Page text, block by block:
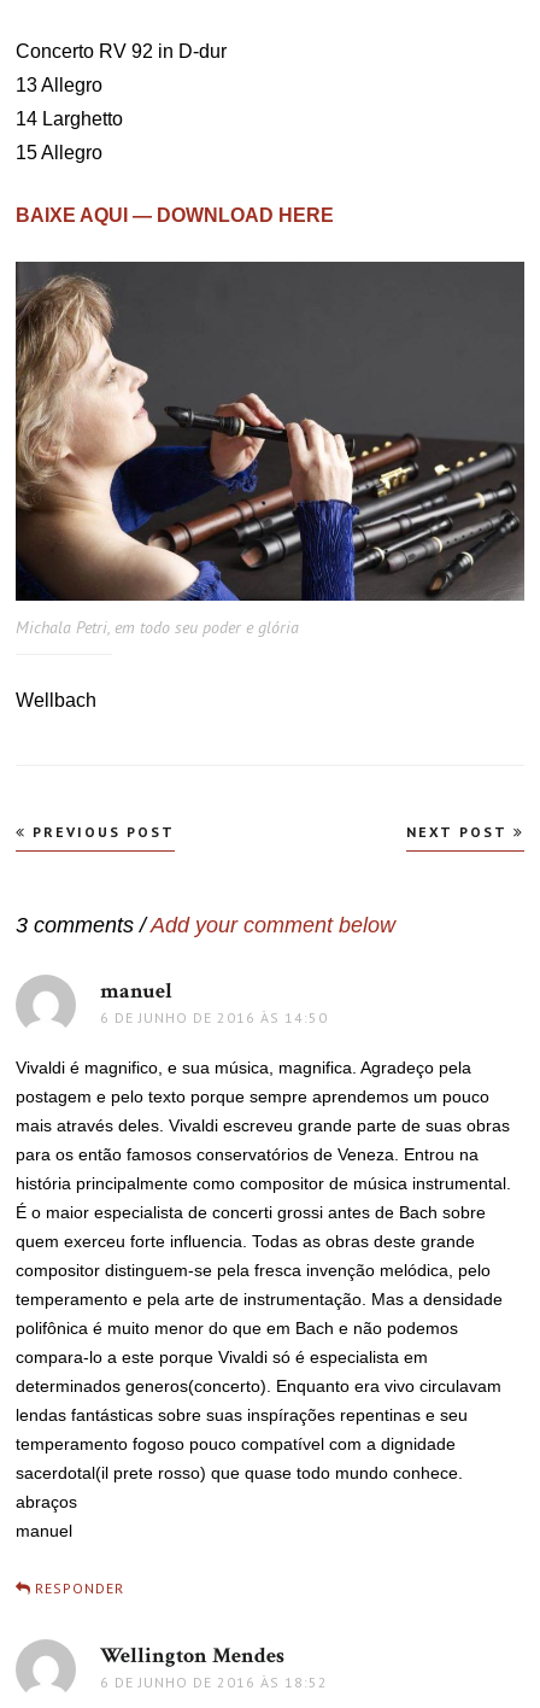
Concerto RV 92 in D-dur
13 Allegro
14 Larghetto
15 Allegro
BAIXE AQUI — DOWNLOAD HERE
Michala Petri, em todo seu poder e glória
Wellbach
Navegação
de
PREVIOUS POST NEXT POST
3 comments /Add your comment below
manuel
6 DE JUNHO DE 2016 ÀS 14:50
Vivaldi é magnifico, e sua música, magnifica. Agradeço pela
postagem e pelo texto porque sempre aprendemos um pouco
mais através deles. Vivaldi escreveu grande parte de suas obras
para os então famosos conservatórios de Veneza. Entrou na
história principalmente como compositor de música instrumental.
É o maior especialista de concerti grossi antes de Bach sobre
quem exerceu forte influencia. Todas as obras deste grande
compositor distinguem-se pela fresca invenção melódica, pelo
temperamento e pela arte de instrumentação. Mas a densidade
polifônica é muito menor do que em Bach e não podemos
compara-lo a este porque Vivaldi só é especialista em
determinados generos(concerto). Enquanto era vivo circulavam
lendas fantásticas sobre suas inspírações repentinas e seu
temperamento fogoso pouco compatível com a dignidade
sacerdotal(il prete rosso) que quase todo mundo conhece.
abraços
manuel
RESPONDER
Wellington Mendes
6 DE JUNHO DE 2016 ÀS 18:52